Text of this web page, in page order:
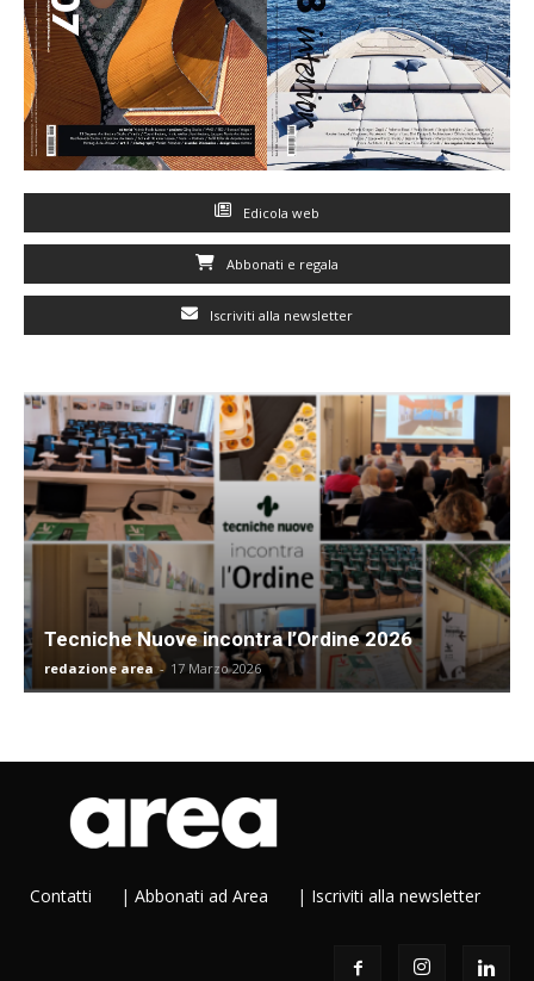
Edicola web
Abbonati e regala
Iscriviti alla newsletter
Tecniche Nuove incontra l’Ordine 2026
redazione area - 17 Marzo 2026
Contatti | Abbonati ad Area | Iscriviti alla newsletter